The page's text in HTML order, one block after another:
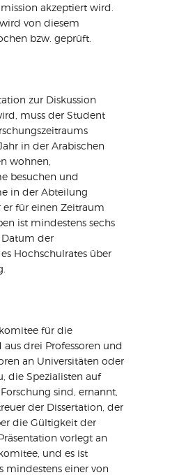
akzeptiert wird.
von diesem
bzw. geprüft.
zur Diskussion
muss der Student
in der Arabischen
wohnen,
besuchen und
in der Abteilung
er für einen Zeitraum
ist mindestens sechs
der
Hochschulrates über
für die
aus drei Professoren und
an Universitäten oder
die Spezialisten auf
sind, ernannt,
der Dissertation, der
die Gültigkeit der
vorlegt an
und es ist
mindestens einer von